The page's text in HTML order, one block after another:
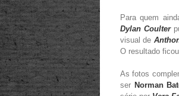
Para quem
Dylan Coulter
visual de
O resultado
As fotos
ser Norman